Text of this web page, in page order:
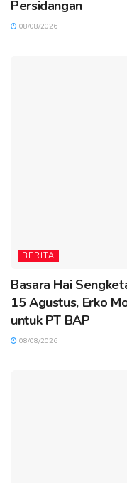
Persidangan
08/08/2026
BERITA
Basara Hai
15 Agustus, Erko
untuk PT BAP
08/08/2026